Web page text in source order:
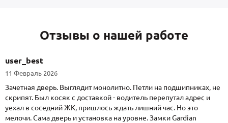
Отзывы о нашей работе
user_best
11 Февраль 2026
Зачетная дверь. Выглядит монолитно. Петли на подшипниках, не
скрипят. Был косяк с доставкой - водитель перепутал адрес и
уехал в соседний ЖК, пришлось ждать лишний час. Но это
мелочи. Сама дверь и установка на уровне. Замки Gardian